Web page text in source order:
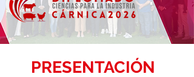
PRESENTACIÓN